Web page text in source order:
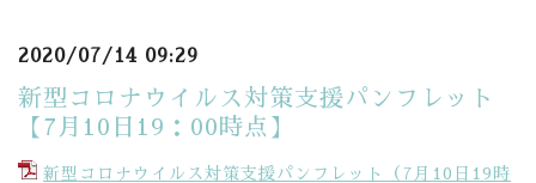
2020/07/14 09:29
新型コロナウイルス対策支援パンフレット
【7月10日19：00時点】
新型コロナウイルス対策支援パンフレット（7月10日19時